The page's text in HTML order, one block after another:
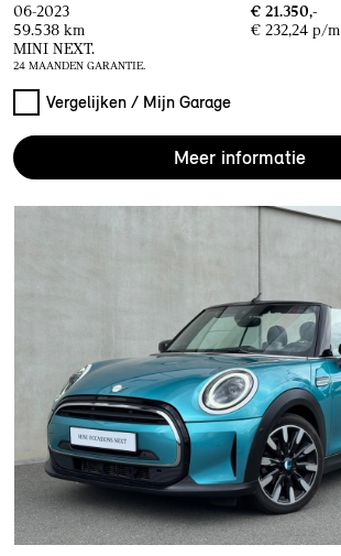
06-2023
€ 21.350,-
59.538 km
€ 232,24 p/m
MINI NEXT.
24 MAANDEN GARANTIE.
Vergelijken / Mijn Garage
Meer informatie